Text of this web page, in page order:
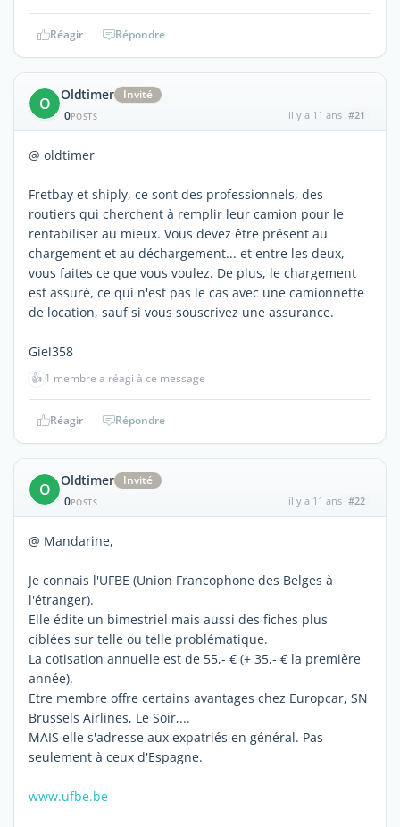
Réagir Répondre
O Oldtimer
Invité
0POSTS il y a 11 ans #21
@ oldtimer
Fretbay et shiply, ce sont des professionnels, des
routiers qui cherchent à remplir leur camion pour le
rentabiliser au mieux. Vous devez être présent au
chargement et au déchargement... et entre les deux,
vous faites ce que vous voulez. De plus, le chargement
est assuré, ce qui n'est pas le cas avec une camionnette
de location, sauf si vous souscrivez une assurance.
Giel358
👍 1 membre a réagi à ce message
Réagir Répondre
O Oldtimer
Invité
0POSTS il y a 11 ans #22
@ Mandarine,
Je connais l'UFBE (Union Francophone des Belges à
l'étranger).
Elle édite un bimestriel mais aussi des fiches plus
ciblées sur telle ou telle problématique.
La cotisation annuelle est de 55,- € (+ 35,- € la première
année).
Etre membre offre certains avantages chez Europcar, SN
Brussels Airlines, Le Soir,...
MAIS elle s'adresse aux expatriés en général. Pas
seulement à ceux d'Espagne.
www.ufbe.be